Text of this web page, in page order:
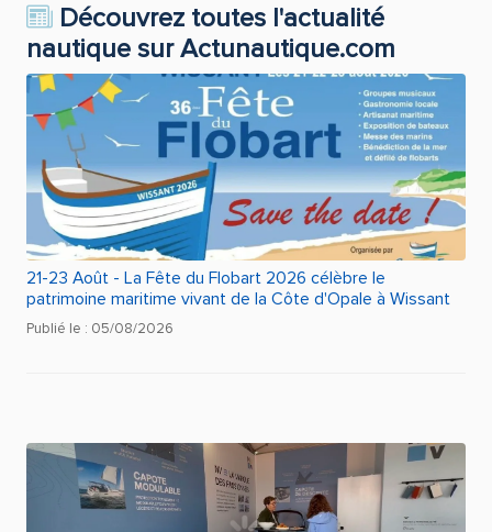
Découvrez toutes l'actualité
nautique sur Actunautique.com
21-23 Août - La Fête du Flobart 2026 célèbre le
patrimoine maritime vivant de la Côte d'Opale à Wissant
Publié le : 05/08/2026